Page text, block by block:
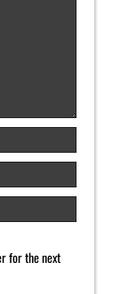
for the next